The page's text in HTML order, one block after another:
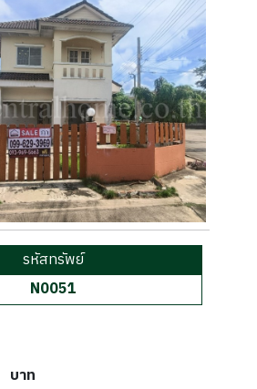
รหัสทรัพย์
N0051
บาท